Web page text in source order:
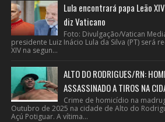
Lula encontrará papa Leão
diz Vaticano
Foto: Divulgação/Vatican
presidente Luiz Inácio Lula da Silva (PT) será
XIV na segun...
ALTO DO RODRIGUES/RN:
ASSASSINADO A TIROS NA
Crime de homicídio na
Outubro de 2025 na cidade de Alto do
Açú Potiguar. A vítima...